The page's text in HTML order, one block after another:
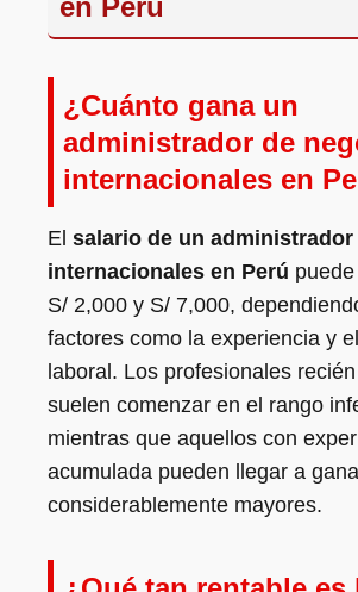
en Perú
¿Cuánto gana un
administrador de
internacionales en
El salario de un
internacionales en Perú
S/ 2,000 y S/ 7,000,
factores como la experiencia y
laboral. Los profesionales
suelen comenzar en el rango
mientras que aquellos con
acumulada pueden llegar a
considerablemente mayores.